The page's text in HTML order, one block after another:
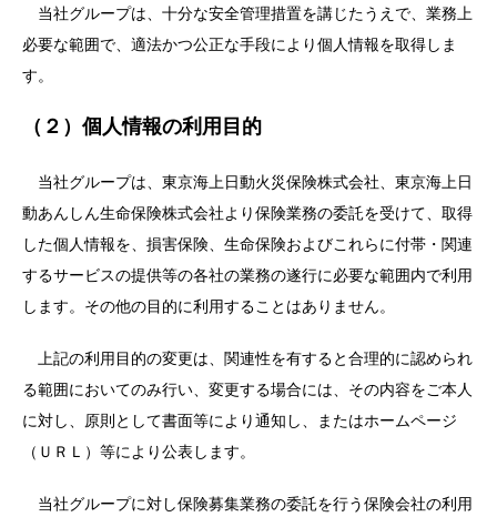
当社グループは、十分な安全管理措置を講じたうえで、業務上
必要な範囲で、適法かつ公正な手段により個人情報を取得しま
す。
（２）個人情報の利用目的
当社グループは、東京海上日動火災保険株式会社、東京海上日
動あんしん生命保険株式会社より保険業務の委託を受けて、取得
した個人情報を、損害保険、生命保険およびこれらに付帯・関連
するサービスの提供等の各社の業務の遂行に必要な範囲内で利用
します。その他の目的に利用することはありません。
上記の利用目的の変更は、関連性を有すると合理的に認められ
る範囲においてのみ行い、変更する場合には、その内容をご本人
に対し、原則として書面等により通知し、またはホームページ
（ＵＲＬ）等により公表します。
当社グループに対し保険募集業務の委託を行う保険会社の利用